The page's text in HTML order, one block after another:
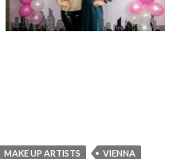
MAKE UP ARTISTS
VIENNA